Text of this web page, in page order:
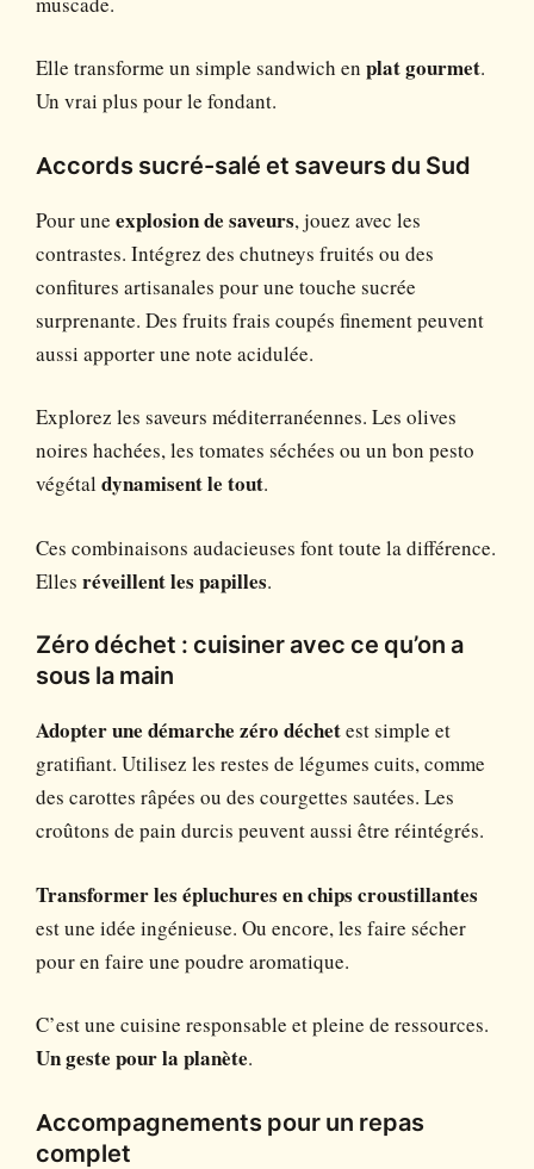
muscade.
Elle transforme un simple sandwich en plat gourmet.
Un vrai plus pour le fondant.
Accords sucré-salé et saveurs du Sud
Pour une explosion de saveurs, jouez avec les
contrastes. Intégrez des chutneys fruités ou des
confitures artisanales pour une touche sucrée
surprenante. Des fruits frais coupés finement peuvent
aussi apporter une note acidulée.
Explorez les saveurs méditerranéennes. Les olives
noires hachées, les tomates séchées ou un bon pesto
végétal dynamisent le tout.
Ces combinaisons audacieuses font toute la différence.
Elles réveillent les papilles.
Zéro déchet : cuisiner avec ce qu’on a
sous la main
Adopter une démarche zéro déchetest simple et
gratifiant. Utilisez les restes de légumes cuits, comme
des carottes râpées ou des courgettes sautées. Les
croûtons de pain durcis peuvent aussi être réintégrés.
Transformer les épluchures en chips croustillantes
est une idée ingénieuse. Ou encore, les faire sécher
pour en faire une poudre aromatique.
C’est une cuisine responsable et pleine de ressources.
Un geste pour la planète.
Accompagnements pour un repas
complet